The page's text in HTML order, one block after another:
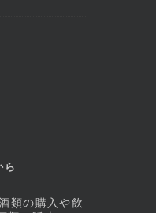
ら
類の購入や飲